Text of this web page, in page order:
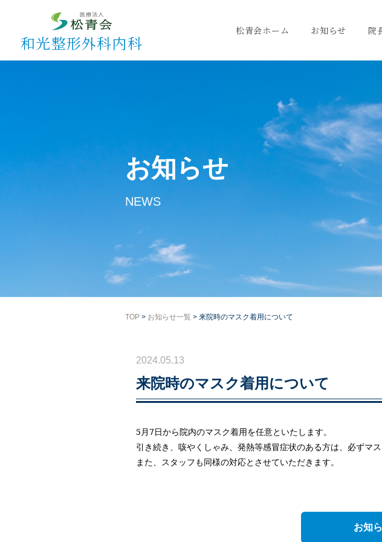
和光整形外科内科
松青会ホーム お知らせ 院
お知らせ
NEWS
TOP > お知らせ一覧 > 来院時のマスク着用について
2024.05.13
来院時のマスク着用について
5月7日から院内のマスク着用を任意といたします。
引き続き、咳やくしゃみ、発熱等感冒症状のある方は、必ずマ
また、スタッフも同様の対応とさせていただきます。
お知